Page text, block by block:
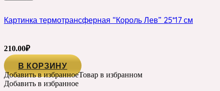
Картинка термотрансферная “Король Лев” 25*17 см
210.00₽
В КОРЗИНУ
Добавить в избранноеТовар в избранном
Добавить в избранное